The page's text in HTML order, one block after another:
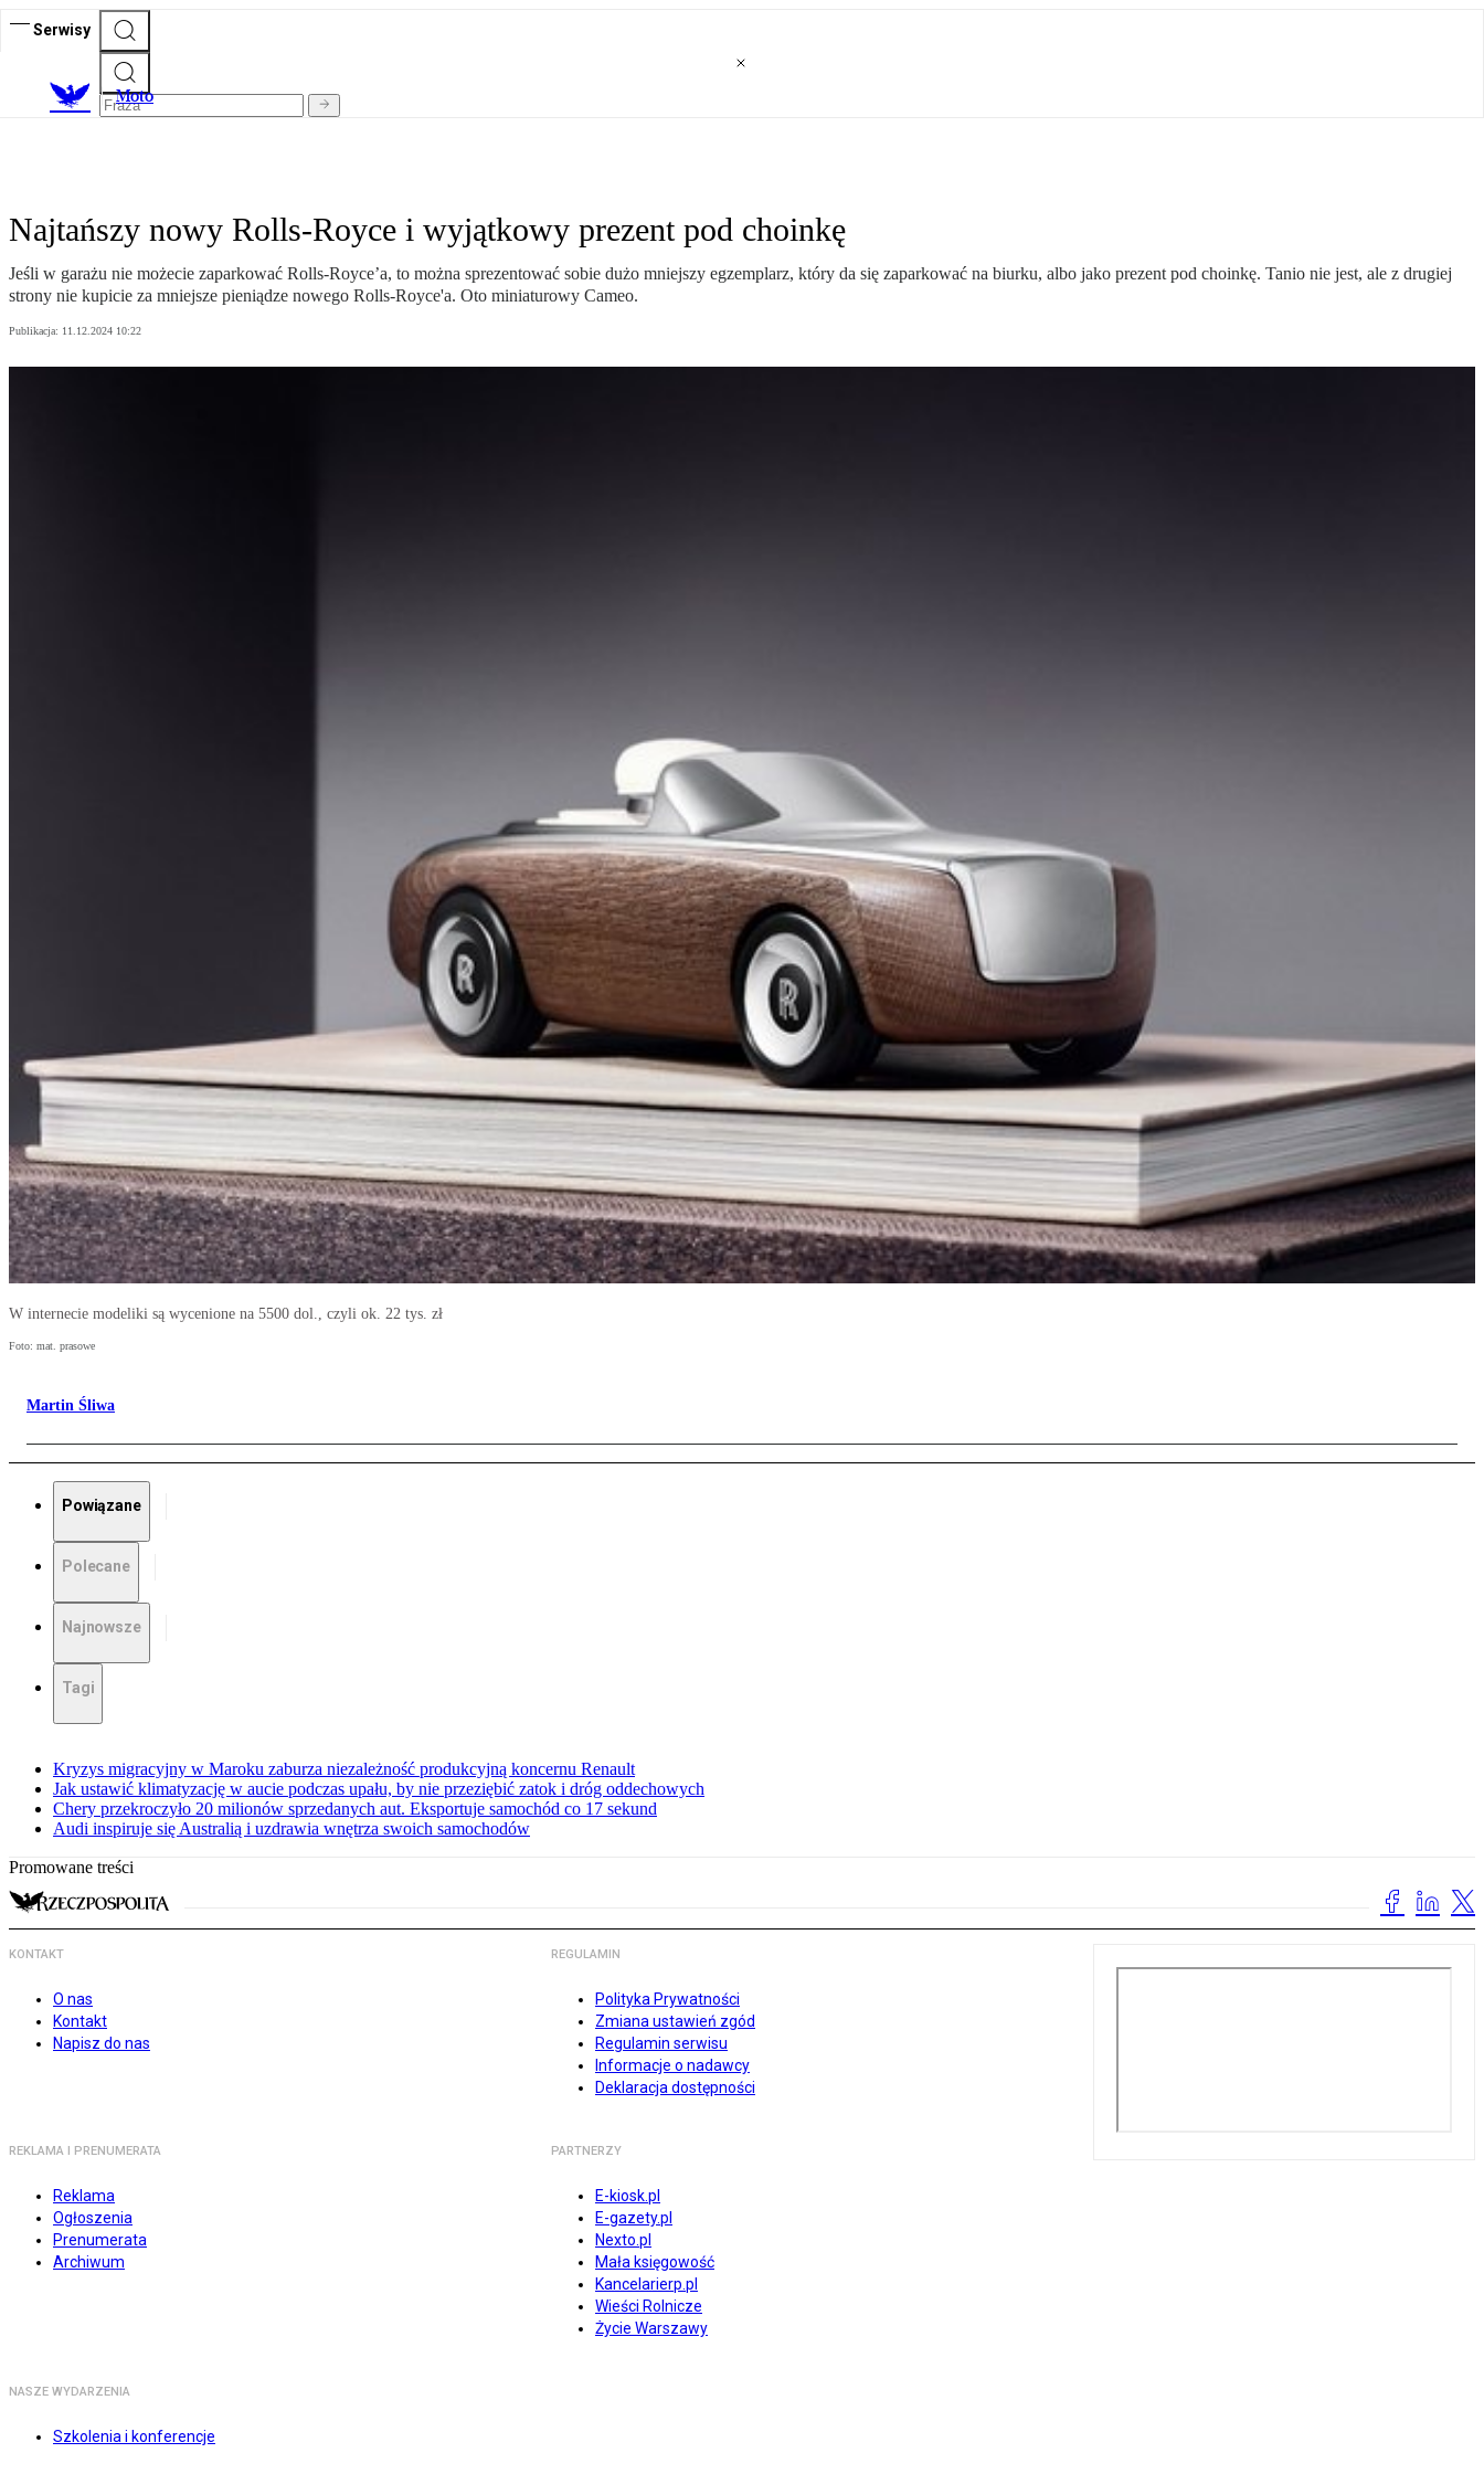
Serwisy
Moto
Najtańszy nowy Rolls-Royce i wyjątkowy prezent pod choinkę
Jeśli w garażu nie możecie zaparkować Rolls-Royce’a, to można sprezentować sobie dużo mniejszy egzemplarz, który da się zaparkować na biurku, albo jako prezent pod choinkę. Tanio nie jest, ale z drugiej
strony nie kupicie za mniejsze pieniądze nowego Rolls-Royce'a. Oto miniaturowy Cameo.
Publikacja: 11.12.2024 10:22
W internecie modeliki są wycenione na 5500 dol., czyli ok. 22 tys. zł
Foto: mat. prasowe
Martin Śliwa
Powiązane
Polecane
Najnowsze
Tagi
Kryzys migracyjny w Maroku zaburza niezależność produkcyjną koncernu Renault
Jak ustawić klimatyzację w aucie podczas upału, by nie przeziębić zatok i dróg oddechowych
Chery przekroczyło 20 milionów sprzedanych aut. Eksportuje samochód co 17 sekund
Audi inspiruje się Australią i uzdrawia wnętrza swoich samochodów
Promowane treści
KONTAKT
O nas
Kontakt
Napisz do nas
REGULAMIN
Polityka Prywatności
Zmiana ustawień zgód
Regulamin serwisu
Informacje o nadawcy
Deklaracja dostępności
REKLAMA I PRENUMERATA
Reklama
Ogłoszenia
Prenumerata
Archiwum
PARTNERZY
E-kiosk.pl
E-gazety.pl
Nexto.pl
Mała księgowość
Kancelarierp.pl
Wieści Rolnicze
Życie Warszawy
NASZE WYDARZENIA
Szkolenia i konferencje